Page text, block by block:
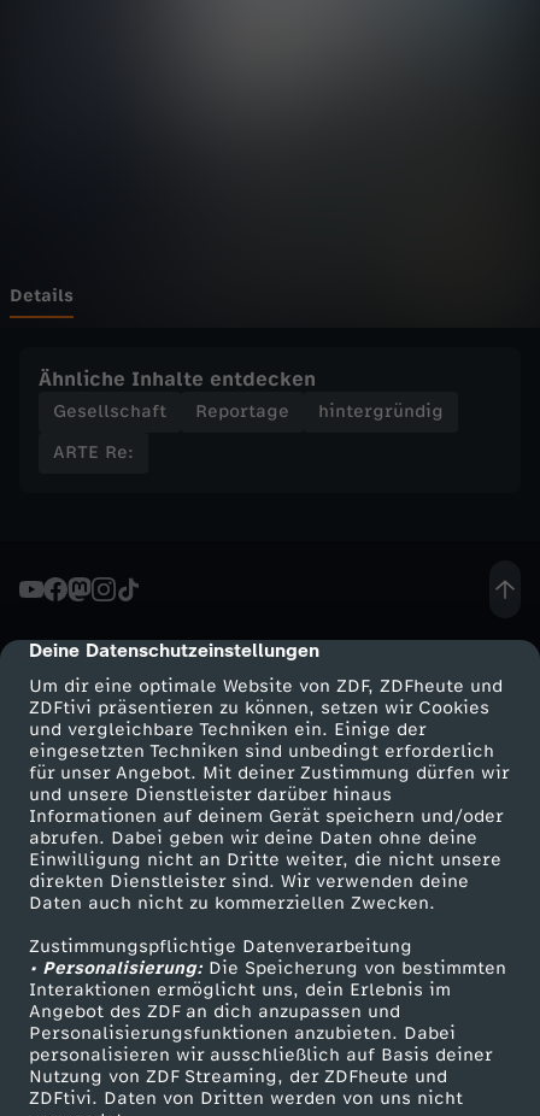
cmp-dialog-description
Deine Datenschutzeinstellungen
Um dir eine optimale Website von ZDF, ZDFheute und
ZDFtivi präsentieren zu können, setzen wir Cookies
und vergleichbare Techniken ein. Einige der
eingesetzten Techniken sind unbedingt erforderlich
für unser Angebot. Mit deiner Zustimmung dürfen wir
und unsere Dienstleister darüber hinaus
Informationen auf deinem Gerät speichern und/oder
abrufen. Dabei geben wir deine Daten ohne deine
Einwilligung nicht an Dritte weiter, die nicht unsere
direkten Dienstleister sind. Wir verwenden deine
Daten auch nicht zu kommerziellen Zwecken.
Zustimmungspflichtige Datenverarbeitung
• Personalisierung:Die Speicherung von bestimmten
Interaktionen ermöglicht uns, dein Erlebnis im
Angebot des ZDF an dich anzupassen und
Personalisierungsfunktionen anzubieten. Dabei
personalisieren wir ausschließlich auf Basis deiner
Nutzung von ZDF Streaming, der ZDFheute und
ZDFtivi. Daten von Dritten werden von uns nicht
r
a
s
c
h
e
S
e
e
l
e
Details
Ähnliche Inhalte entdecken
Gesellschaft Reportage
hintergründig
ARTE Re:
Mehr ZDF
ZDF-Apps
Smart TV
ZDFtext
Livestreams
Sendungen A-Z
TV-Programm
Service
ZDFmitreden
Kontakt zum ZDF
Tickets
Zuschauerservice
Hilfe